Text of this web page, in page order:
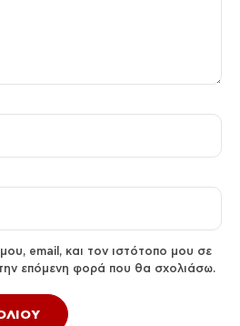
email, και τον ιστότοπο μου σε
επόμενη φορά που θα σχολιάσω.